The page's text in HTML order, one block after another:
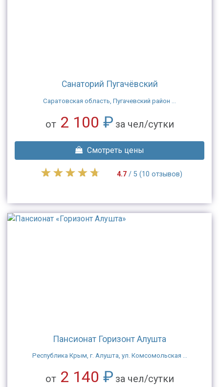
Санаторий Пугачёвский
Саратовская область, Пугачевский район ...
от 2 100 ₽ за чел/сутки
Смотреть цены
4.7/ 5 (10 отзывов)
Пансионат Горизонт Алушта
Республика Крым, г. Алушта, ул. Комсомольская ...
от 2 140 ₽ за чел/сутки